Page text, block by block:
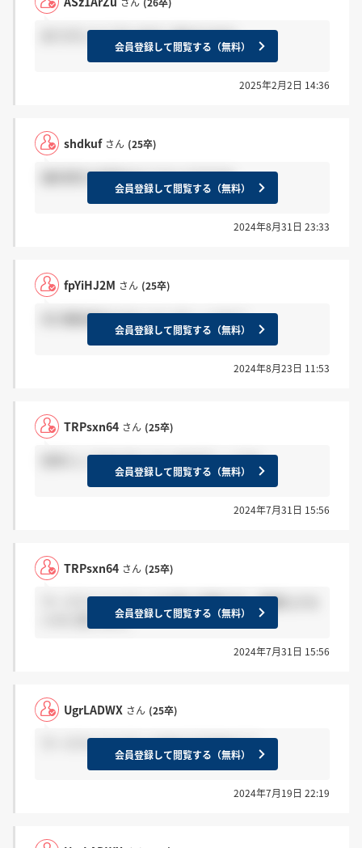
ありがとうございます！助かります。
会員登録して閲覧する（無料）
2025年2月2日 14:36
shdkuf さん (25卒)
福利厚生や給料はどうなんですかね
会員登録して閲覧する（無料）
2024年8月31日 23:33
fpYiHJ2M さん (25卒)
先行難易度はどれくらいでしょうか？
会員登録して閲覧する（無料）
2024年8月23日 11:53
TRPsxn64 さん (25卒)
倍率としてはどのくらいなのでしょうか。
会員登録して閲覧する（無料）
2024年7月31日 15:56
TRPsxn64 さん (25卒)
ワークライフバランスは良い印象です。残業も少な
いかと思います。会員登録して閲覧する（無料）
2024年7月31日 15:56
UgrLADWX さん (25卒)
ワークライフバランスはどうですか？？
会員登録して閲覧する（無料）
2024年7月19日 22:19